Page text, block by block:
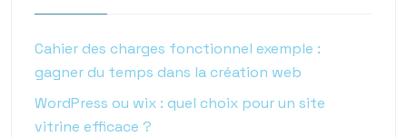
Cahier des charges fonctionnel exemple :
gagner du temps dans la création web
WordPress ou wix : quel choix pour un site
vitrine efficace ?